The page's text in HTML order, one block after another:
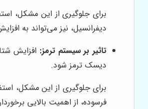
برای جلوگیری از این مشکل،
دیفرانسیل، نیز می‌تواند به
تاثیر بر سیستم ترمز: افزایش
دیسک ترمز شود.
برای جلوگیری از این مشکل،
فرسوده، از اهمیت بالایی